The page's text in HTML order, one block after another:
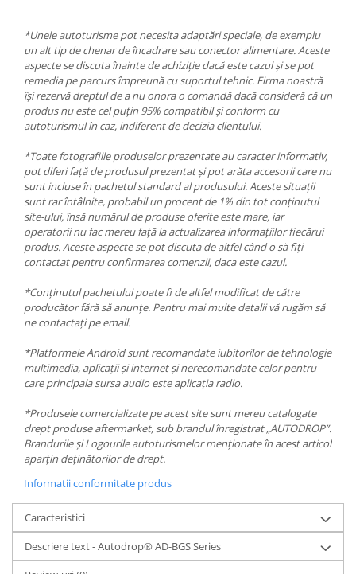
*Unele autoturisme pot necesita adaptări speciale, de exemplu
un alt tip de chenar de încadrare sau conector alimentare. Aceste
aspecte se discuta înainte de achiziție dacă este cazul și se pot
remedia pe parcurs împreună cu suportul tehnic. Firma noastră
își rezervă dreptul de a nu onora o comandă dacă consideră că un
produs nu este cel puțin 95% compatibil și conform cu
autoturismul în caz, indiferent de decizia clientului.
*Toate fotografiile produselor prezentate au caracter informativ,
pot diferi față de produsul prezentat și pot arăta accesorii care nu
sunt incluse în pachetul standard al produsului. Aceste situații
sunt rar întâlnite, probabil un procent de 1% din tot conținutul
site-ului, însă numărul de produse oferite este mare, iar
operatorii nu fac mereu față la actualizarea informațiilor fiecărui
produs. Aceste aspecte se pot discuta de altfel când o să fiți
contactat pentru confirmarea comenzii, daca este cazul.
*Conținutul pachetului poate fi de altfel modificat de către
producător fără să anunțe. Pentru mai multe detalii vă rugăm să
ne contactați pe email.
*Platformele Android sunt recomandate iubitorilor de tehnologie
multimedia, aplicații și internet și nerecomandate celor pentru
care principala sursa audio este aplicația radio.
*Produsele comercializate pe acest site sunt mereu catalogate
drept produse aftermarket, sub brandul înregistrat „AUTODROP”.
Brandurile și Logourile autoturismelor menționate în acest articol
aparțin deținătorilor de drept.
Informatii conformitate produs
Caracteristici
Descriere text - Autodrop® AD-BGS Series